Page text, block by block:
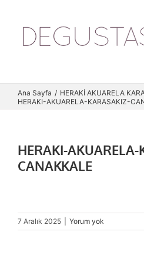
content
Ana Sayfa
HERAKİ AKUARELA
HERAKI-AKUARELA-KARASAKIZ-
HERAKI-AKUARELA-
CANAKKALE
7 Aralık 2025 Yorum yok